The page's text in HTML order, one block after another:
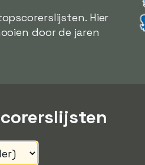
Hier
door de jaren